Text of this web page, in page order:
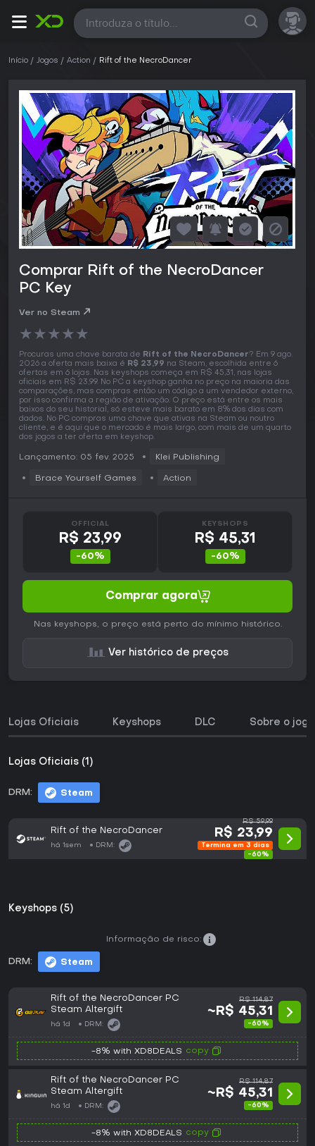
Todas
Início Jogos Action Rift of the NecroDancer
Comprar Rift of the NecroDancer
PC Key
Ver no Steam
★★★★★
Procuras uma chave barata de Rift of the NecroDancer? Em 9 ago.
2026 a oferta mais baixa é R$ 23,99 na Steam, escolhida entre 6
ofertas em 6 lojas. Nas keyshops começa em R$ 45,31, nas lojas
oficiais em R$ 23,99. No PC a keyshop ganha no preço na maioria das
comparações, mas compras então um código a um vendedor externo,
por isso confirma a região de ativação. O preço está entre os mais
baixos do seu historial, só esteve mais barato em 8% dos dias com
dados. No PC compras uma chave que ativas na Steam ou noutro
cliente, e é aqui que o mercado é mais largo, com mais de um quarto
dos jogos a ter oferta em keyshop.
Lançamento: 05 fev. 2025 Klei Publishing
Brace Yourself Games Action
OFFICIAL
R$ 23,99
-60%
KEYSHOPS
R$ 45,31
-60%
Comprar agora
Nas keyshops, o preço está perto do mínimo histórico.
Ver histórico de preços
Lojas Oficiais Keyshops DLC Sobre o jogo
Lojas Oficiais (1)
DRM: Steam
Rift of the NecroDancer
há 1sem DRM:
R$ 59,99
R$ 23,99
Termina em 3 dias
-60%
Keyshops (5)
DRM: Steam
Informação de risco:
Rift of the NecroDancer PC
Steam Altergift
há 1d DRM:
R$ 114,87
~R$ 45,31
-60%
-8% with XD8DEALS copy
Rift of the NecroDancer PC
Steam Altergift
há 1d DRM:
R$ 114,87
~R$ 45,31
-60%
-8% with XD8DEALS copy